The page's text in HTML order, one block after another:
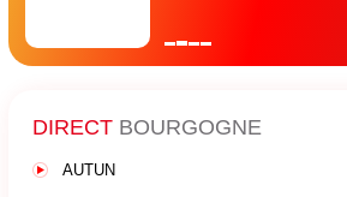
DIRECT BOURGOGNE
AUTUN